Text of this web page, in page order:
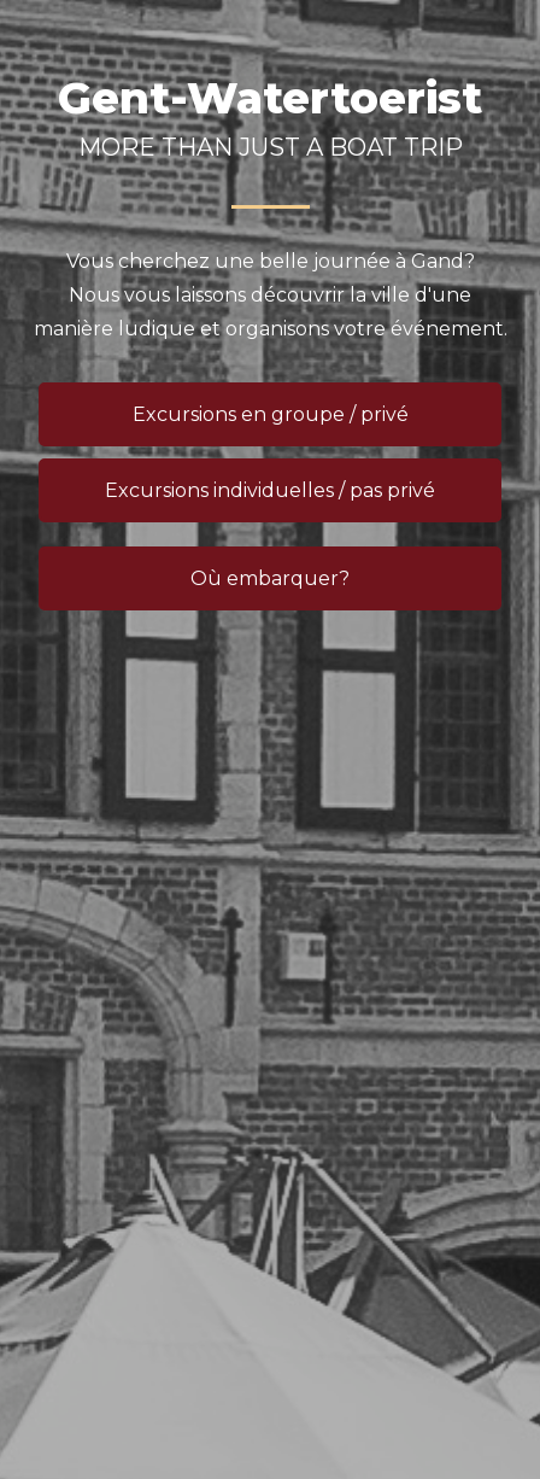
Gent-Watertoerist
MORE THAN JUST A BOAT TRIP
Vous cherchez une belle journée à Gand?
Nous vous laissons découvrir la ville d'une
manière ludique et organisons votre événement.
Excursions en groupe / privé
Excursions individuelles / pas privé
Où embarquer?